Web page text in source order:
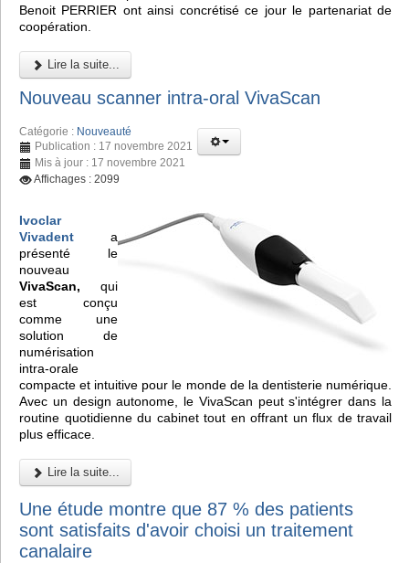
Benoit PERRIER ont ainsi concrétisé ce jour le partenariat de
coopération.
Lire la suite...
Nouveau scanner intra-oral VivaScan
Catégorie : Nouveauté
Publication : 17 novembre 2021
Mis à jour : 17 novembre 2021
Affichages : 2099
Ivoclar
Vivadent a
présenté le
nouveau
VivaScan, qui
est conçu
comme une
solution de
numérisation
intra-orale
compacte et intuitive pour le monde de la dentisterie numérique.
Avec un design autonome, le VivaScan peut s'intégrer dans la
routine quotidienne du cabinet tout en offrant un flux de travail
plus efficace.
Lire la suite...
Une étude montre que 87 % des patients
sont satisfaits d'avoir choisi un traitement
canalaire